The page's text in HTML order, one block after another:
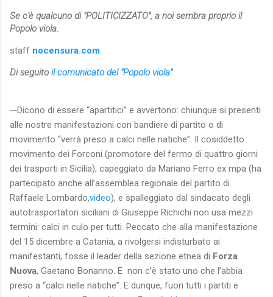
Se c'è qualcuno di "POLITICIZZATO", a noi sembra proprio il
Popolo viola.
staff nocensura.com
Di seguito il comunicato del "Popolo viola"
---Dicono di essere “apartitici” e avvertono: chiunque si presenti
alle nostre manifestazioni con bandiere di partito o di
movimento “verrà preso a calci nelle natiche”. Il cosiddetto
movimento dei Forconi (promotore del fermo di quattro giorni
dei trasporti in Sicilia), capeggiato da Mariano Ferro ex mpa (ha
partecipato anche all’assemblea regionale del partito di
Raffaele Lombardo,video), e spalleggiato dal sindacato degli
autotrasportatori siciliani di Giuseppe Richichi non usa mezzi
termini: calci in culo per tutti. Peccato che alla manifestazione
del 15 dicembre a Catania, a rivolgersi indisturbato ai
manifestanti, fosse il leader della sezione etnea di Forza
Nuova, Gaetano Bonanno. E non c’è stato uno che l’abbia
preso a “calci nelle natiche”. E dunque, fuori tutti i partiti e